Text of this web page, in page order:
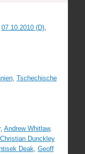
07.10.2010 (D),
, Tschechische
, Andrew Whitlaw,
Christian Dunckley
Deak, Geoff